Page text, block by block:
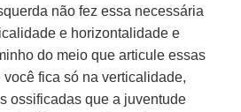
não fez essa necessária
e horizontalidade e
do meio que articule essas
fica só na verticalidade,
ossificadas que a juventude